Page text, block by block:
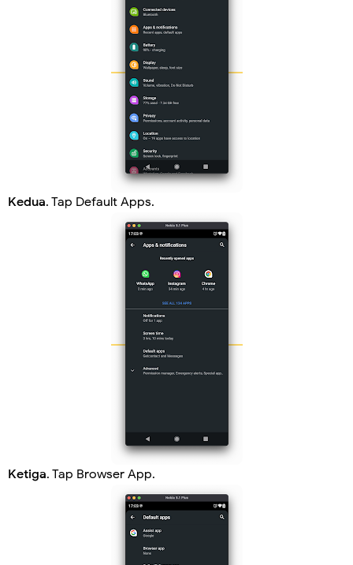
Kedua. Tap Default Apps.
Ketiga. Tap Browser App.